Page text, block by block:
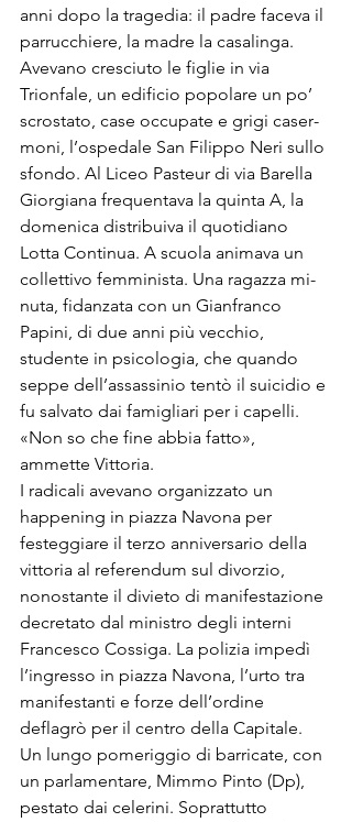
anni dopo la trage­dia: il padre faceva il
parrucchie­re, la madre la casalinga.
Avevano cresciuto le figlie in via
Trionfale, un edificio popolare un po’
scro­stato, case occupate e grigi caser­
moni, l’ospedale San Filippo Ne­ri sullo
sfondo. Al Liceo Pasteur di via Barella
Giorgiana frequentava la quinta A, la
domenica distri­buiva il quotidiano
Lotta Continua. A scuola animava un
collet­tivo femminista. Una ragazza mi­
nuta, fidanzata con un Gianfran­co
Papini, di due anni più vec­chio,
studente in psicologia, che quando
seppe dell’assassinio tentò il suicidio e
fu salvato dai famigliari per i capelli.
«Non so che fine abbia fatto»,
ammette Vitto­ria.
I radicali avevano organizzato un
happening in piazza Navona per
festeggiare il terzo anniversa­rio della
vittoria al referendum sul divorzio,
nonostante il divie­to di manifestazione
decretato dal ministro degli interni
France­sco Cossiga. La polizia impedì
l’ingresso in piazza Navona, l’ur­to tra
manifestanti e forze dell’or­dine
deflagrò per il centro della Capitale.
Un lungo pomeriggio di barricate, con
un parlamentare, Mimmo Pinto (Dp),
pestato dai celerini. Soprattutto